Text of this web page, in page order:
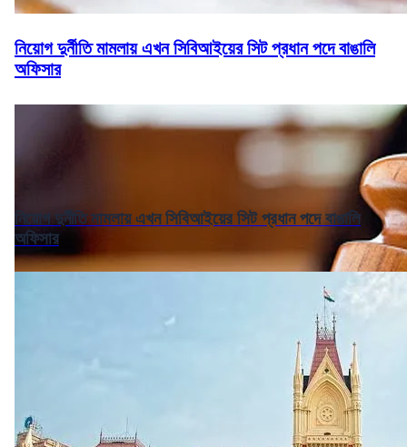
নিয়োগ দুর্নীতি মামলায় এখন সিবিআইয়ের সিট প্রধান পদে বাঙালি
অফিসার
নিয়োগ দুর্নীতি মামলায় এখন সিবিআইয়ের সিট প্রধান পদে বাঙালি
অফিসার